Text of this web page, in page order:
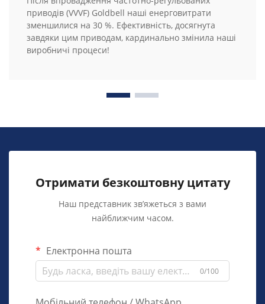
приводів (VVVF) Goldbell наші енерговитрати
зменшилися на 30 %. Ефективність, досягнута
завдяки цим приводам, кардинально змінила наші
виробничі процеси!
Отримати безкоштовну цитату
Наш представник зв’яжеться з вами
найближчим часом.
Електронна пошта
0/100